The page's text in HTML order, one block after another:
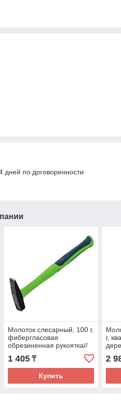
дней по договоренности
Молоток слесарный, 100 г,
фибергласовая
обрезиненная рукоятка//
Сибртех
1 405₸
Купить
г,
2